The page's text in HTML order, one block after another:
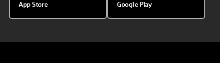
App Store Google Play